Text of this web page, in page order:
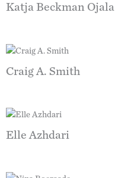
Katja Beckman Ojala
Craig A. Smith
Elle Azhdari